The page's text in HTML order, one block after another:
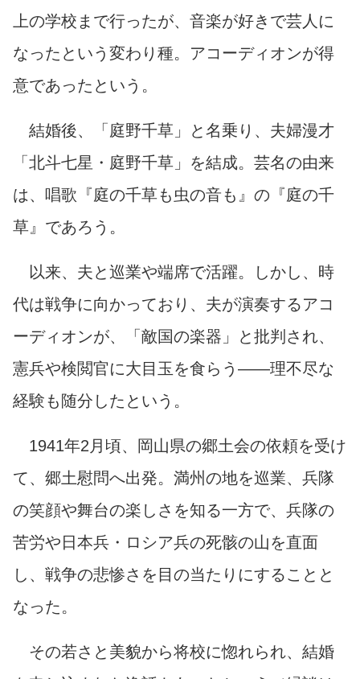
上の学校まで行ったが、音楽が好きで芸人に
なったという変わり種。アコーディオンが得
意であったという。
結婚後、「庭野千草」と名乗り、夫婦漫才
「北斗七星・庭野千草」を結成。芸名の由来
は、唱歌『庭の千草も虫の音も』の『庭の千
草』であろう。
以来、夫と巡業や端席で活躍。しかし、時
代は戦争に向かっており、夫が演奏するアコ
ーディオンが、「敵国の楽器」と批判され、
憲兵や検閲官に大目玉を食らう――理不尽な
経験も随分したという。
1941年2月頃、岡山県の郷土会の依頼を受け
て、郷土慰問へ出発。満州の地を巡業、兵隊
の笑顔や舞台の楽しさを知る一方で、兵隊の
苦労や日本兵・ロシア兵の死骸の山を直面
し、戦争の悲惨さを目の当たりにすることと
なった。
その若さと美貌から将校に惚れられ、結婚